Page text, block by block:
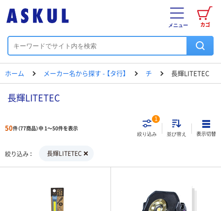
カゴ
メニュー
ホーム メーカー名から探す - 【タ行】 チ 長輝LITETEC
長輝LITETEC
50件（77商品）中 1～50件を表示
絞り込み
1
並び替え 表示切替
絞り込み 長輝LITETEC